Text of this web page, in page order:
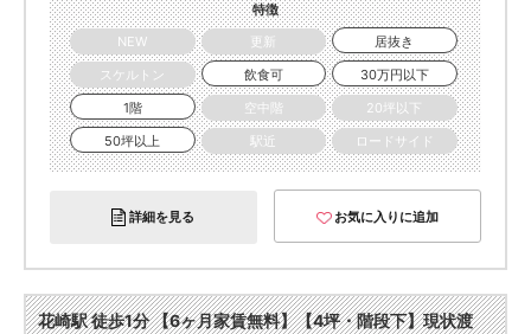
特徴
NEW
更新
居抜き
スケルトン
飲食可
30万円以下
1階
空中階
20坪以下
50坪以上
駅近 ロードサイド
詳細を見る お気に入りに追加
花崎駅 徒歩1分 【6ヶ月家賃無料】【4坪・階段下】現状渡